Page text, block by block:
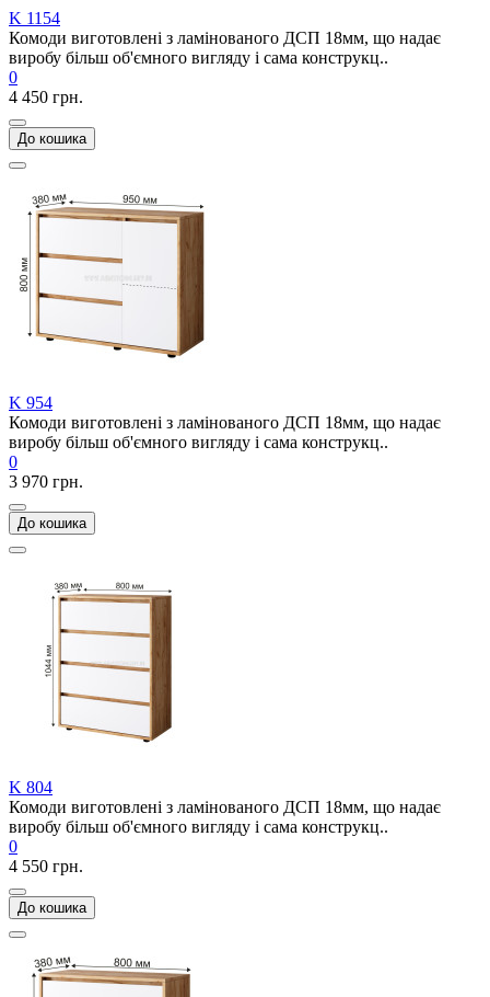
K 1154
Комоди виготовлені з ламінованого ДСП 18мм, що надає
виробу більш об'ємного вигляду і сама конструкц..
0
4 450 грн.
До кошика
K 954
Комоди виготовлені з ламінованого ДСП 18мм, що надає
виробу більш об'ємного вигляду і сама конструкц..
0
3 970 грн.
До кошика
K 804
Комоди виготовлені з ламінованого ДСП 18мм, що надає
виробу більш об'ємного вигляду і сама конструкц..
0
4 550 грн.
До кошика